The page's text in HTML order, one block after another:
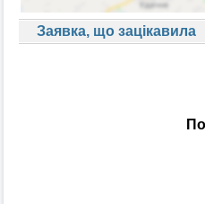
Заявка, що зацікавила